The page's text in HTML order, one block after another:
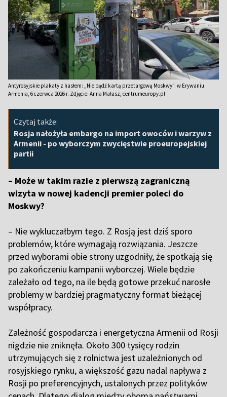
Antyrosyjskie plakaty z hasłem: „Nie bądź kartą przetargową Moskwy”. w Erywaniu.
Armenia, 6 czerwca 2026 r. Zdjęcie: Anna Małasz, centrumeuropy.pl
Czytaj także:
Rosja nałożyła embargo na import owoców i warzyw z
Armenii - po wyborczym zwycięstwie proeuropejskiej
partii
– Może w takim razie z pierwszą zagraniczną
wizyta w nowej kadencji premier poleci do
Moskwy?
– Nie wykluczałbym tego. Z Rosją jest dziś sporo
problemów, które wymagają rozwiązania. Jeszcze
przed wyborami obie strony uzgodniły, że spotkają się
po zakończeniu kampanii wyborczej. Wiele będzie
zależało od tego, na ile będą gotowe przekuć narosłe
problemy w bardziej pragmatyczny format bieżącej
współpracy.
Zależność gospodarcza i energetyczna Armenii od Rosji
nigdzie nie zniknęła. Około 300 tysięcy rodzin
utrzymujących się z rolnictwa jest uzależnionych od
rosyjskiego rynku, a większość gazu nadal napływa z
Rosji po preferencyjnych, ustalonych przez polityków